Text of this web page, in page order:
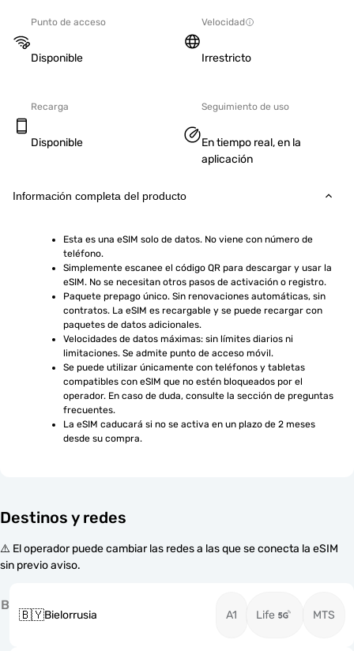
Punto de acceso
Disponible
Velocidad
Irrestricto
Recarga
Disponible
Seguimiento de uso
En tiempo real, en la
aplicación
Información completa del producto
Esta es una eSIM solo de datos. No viene con número de
teléfono.
Simplemente escanee el código QR para descargar y usar la
eSIM. No se necesitan otros pasos de activación o registro.
Paquete prepago único. Sin renovaciones automáticas, sin
contratos. La eSIM es recargable y se puede recargar con
paquetes de datos adicionales.
Velocidades de datos máximas: sin límites diarios ni
limitaciones. Se admite punto de acceso móvil.
Se puede utilizar únicamente con teléfonos y tabletas
compatibles con eSIM que no estén bloqueados por el
operador. En caso de duda, consulte la sección de preguntas
frecuentes.
La eSIM caducará si no se activa en un plazo de 2 meses
desde su compra.
Destinos y redes
⚠️ El operador puede cambiar las redes a las que se conecta la eSIM
sin previo aviso.
B
🇧🇾Bielorrusia A1 Life MTS